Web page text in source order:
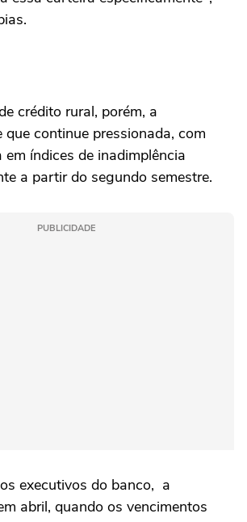
crédito rural, porém, a
que continue pressionada, com
índices de inadimplência
a partir do segundo semestre.
PUBLICIDADE
executivos ‌do banco, a
abril, quando os vencimentos